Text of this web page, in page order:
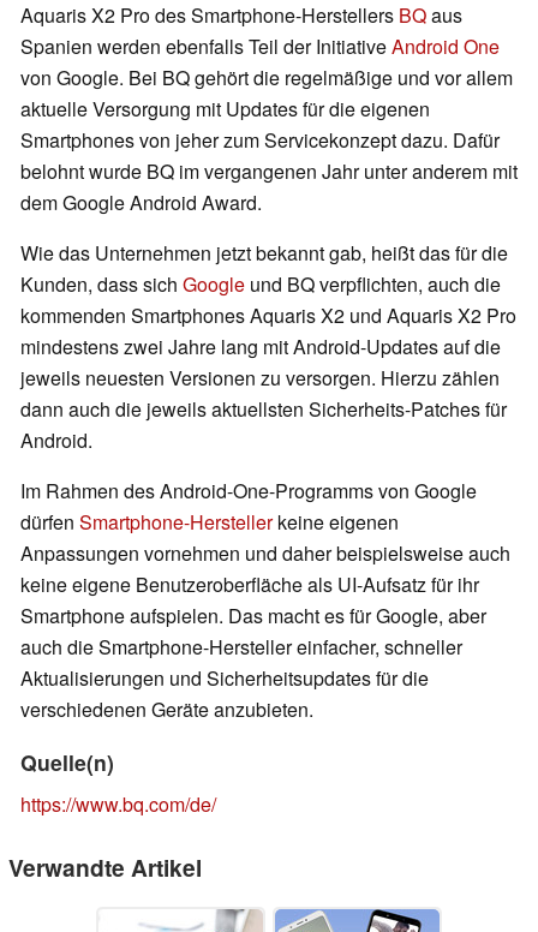
Aquaris X2 Pro des Smartphone-Herstellers BQaus
Spanien werden ebenfalls Teil der InitiativeAndroid One
von Google. Bei BQ gehört die regelmäßige und vor allem
aktuelle Versorgung mit Updates für die eigenen
Smartphones von jeher zum Servicekonzept dazu. Dafür
belohnt wurde BQ im vergangenen Jahr unter anderem mit
dem Google Android Award.
Wie das Unternehmen jetzt bekannt gab, heißt das für die
Kunden, dass sich Google und BQ verpflichten, auch die
kommenden Smartphones Aquaris X2 und Aquaris X2 Pro
mindestens zwei Jahre lang mit Android-Updates auf die
jeweils neuesten Versionen zu versorgen. Hierzu zählen
dann auch die jeweils aktuellsten Sicherheits-Patches für
Android.
Im Rahmen des Android-One-Programms von Google
dürfen Smartphone-Herstellerkeine eigenen
Anpassungen vornehmen und daher beispielsweise auch
keine eigene Benutzeroberfläche als UI-Aufsatz für ihr
Smartphone aufspielen. Das macht es für Google, aber
auch die Smartphone-Hersteller einfacher, schneller
Aktualisierungen und Sicherheitsupdates für die
verschiedenen Geräte anzubieten.
Quelle(n)
https://www.bq.com/de/
Verwandte Artikel